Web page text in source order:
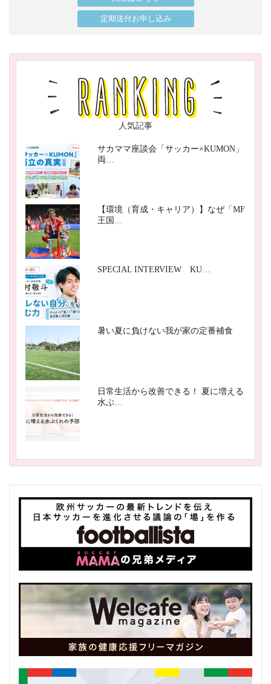
定期送付お申し込み
人気記事
サカママ座談会「サッカー×KUMON」
両…
【環境（育成・キャリア）】なぜ「MF
王国…
SPECIAL INTERVIEW KU…
暑い夏に負けない我が家の定番補食
日常生活から改善できる！ 夏に増える
水ぶ…